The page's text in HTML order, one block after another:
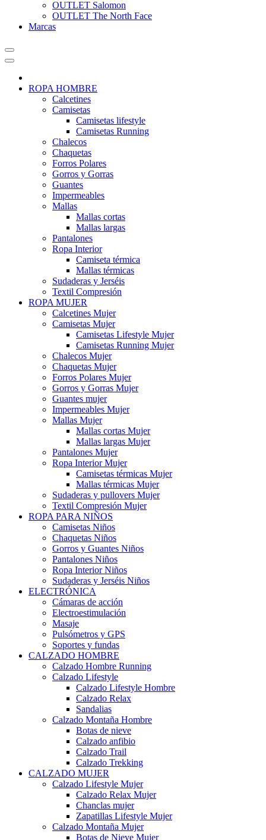
OUTLET Salomon
OUTLET The North Face
Marcas
ROPA HOMBRE
Calcetines
Camisetas
Camisetas lifestyle
Camisetas Running
Chalecos
Chaquetas
Forros Polares
Gorros y Gorras
Guantes
Impermeables
Mallas
Mallas cortas
Mallas largas
Pantalones
Ropa Interior
Camiseta térmica
Mallas térmicas
Sudaderas y Jerséis
Textil Compresión
ROPA MUJER
Calcetines Mujer
Camisetas Mujer
Camisetas Lifestyle Mujer
Camisetas Running Mujer
Chalecos Mujer
Chaquetas Mujer
Forros Polares Mujer
Gorros y Gorras Mujer
Guantes mujer
Impermeables Mujer
Mallas Mujer
Mallas cortas Mujer
Mallas largas Mujer
Pantalones Mujer
Ropa Interior Mujer
Camisetas térmicas Mujer
Mallas térmicas Mujer
Sudaderas y pullovers Mujer
Textil Compresión Mujer
ROPA PARA NIÑOS
Camisetas Niños
Chaquetas Niños
Gorros y Guantes Niños
Pantalones Niños
Ropa Interior Niños
Sudaderas y Jerséis Niños
ELECTRÓNICA
Cámaras de acción
Electroestimulación
Masaje
Pulsómetros y GPS
Soportes y fundas
CALZADO HOMBRE
Calzado Hombre Running
Calzado Lifestyle
Calzado Lifestyle Hombre
Calzado Relax
Sandalias
Calzado Montaña Hombre
Botas de nieve
Calzado anfibio
Calzado Trail
Calzado Trekking
CALZADO MUJER
Calzado Lifestyle Mujer
Calzado Relax Mujer
Chanclas mujer
Zapatillas Lifestyle Mujer
Calzado Montaña Mujer
Botas de Nieve Mujer